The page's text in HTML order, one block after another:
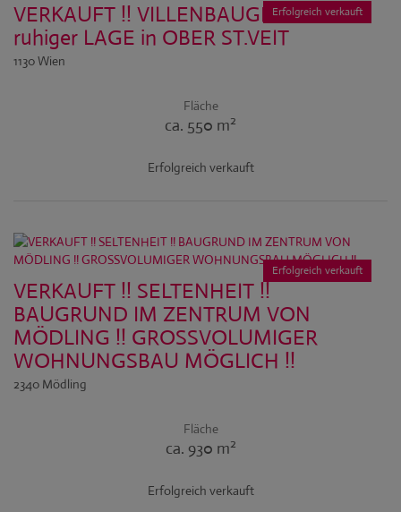
Erfolgreich verkauft
VERKAUFT !! VILLENBAUGRUND in
ruhiger LAGE in OBER ST.VEIT
1130 Wien
Fläche
ca. 550 m2
Erfolgreich verkauft
Erfolgreich verkauft
VERKAUFT !! SELTENHEIT !!
BAUGRUND IM ZENTRUM VON
MÖDLING !! GROSSVOLUMIGER
WOHNUNGSBAU MÖGLICH !!
2340 Mödling
Fläche
ca. 930 m2
Erfolgreich verkauft